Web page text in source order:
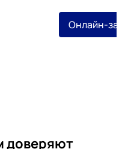
Онлайн-
доверяют